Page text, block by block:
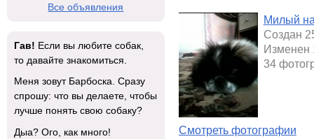
Милый
Создан
Изменен
34
Смотреть фотографии
Все объявления
Гав! Если вы любите собак,
то давайте знакомиться.
Меня зовут Барбоска. Сразу
спрошу: что вы делаете, чтобы
лучше понять свою собаку?
Дыа? Ого, как много!